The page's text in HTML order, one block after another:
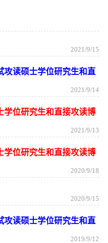
2021/9/15
攻读硕士学位研究生和直
2021/9/14
学位研究生和直接攻读博
2021/9/13
学位研究生和直接攻读博
2020/9/18
2020/9/15
攻读硕士学位研究生和直
2019/9/12